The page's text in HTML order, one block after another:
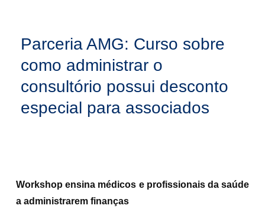
Parceria AMG: Curso sobre
como administrar o
consultório possui desconto
especial para associados
Workshop ensina médicos e profissionais da saúde
a administrarem finanças